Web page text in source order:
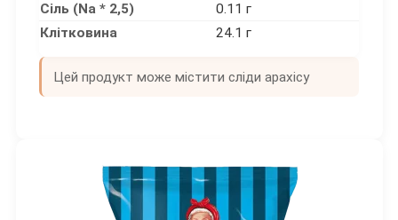
Сіль (Na * 2,5)
0.11 г
Клітковина
24.1 г
Цей продукт може містити сліди арахісу